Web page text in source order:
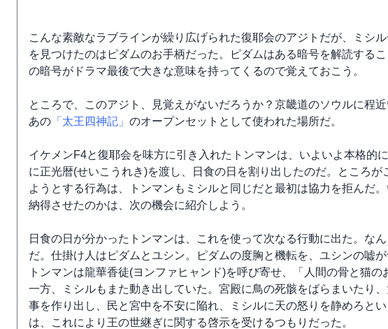
こんな素敵なラブラインが繰り広げられた復耶会のアジトだが、ミシ
を見つけたのはピダムのお手柄だった。ピダムはある暗号を解読する
の暗号がドラマ最後で大きな意味を持ってくるので覚えておこう。
ところで、このアジト、見覚えがないだろうか？京畿道のソウルに程
あの 「太王四神記」 のオープンセットとして使われた場所だ。
イケメンF4と復耶会を味方に引き入れたトンマンは、いよいよ本格的
に正光暦(せいこうれき)を渡し、日食の日を割り出したのだ。ところが
ようとする行為は、トンマンもミシルと同じだと最初は協力を拒んだ
納得させたのかは、次の機会に紹介しよう。
日食の日が分かったトンマンは、これを使って次なる行動に出た。な
だ。仕掛け人はピダムとユシン。ピダムの度胸と機転を、ユシンの嘘
トンマンは龍華香徒(ヨンファヒャンド)を呼び寄せ、「人間の骨と猫の
一方、ミシルもまた動き出していた。宮殿に鳥の死骸をばらまいたり
事を作り出し、民と宮中を不安に陥れ、ミシルに天の怒りを静めろと
は、これにより王の世継ぎに関する啓示を受けるつもりだった。